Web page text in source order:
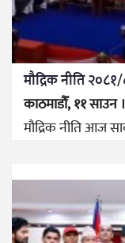
मौद्रिक नीति
काठमाडौँ, ११ साउन
मौद्रिक नीति आज